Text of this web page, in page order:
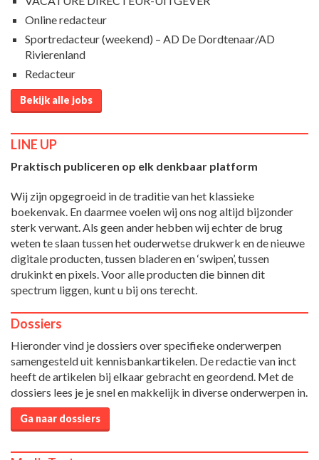
Online redacteur
Sportredacteur (weekend) – AD De Dordtenaar/AD
Rivierenland
Redacteur
Bekijk alle jobs
LINE UP
Praktisch publiceren op elk denkbaar platform
Wij zijn opgegroeid in de traditie van het klassieke
boekenvak. En daarmee voelen wij ons nog altijd bijzonder
sterk verwant. Als geen ander hebben wij echter de brug
weten te slaan tussen het ouderwetse drukwerk en de nieuwe
digitale producten, tussen bladeren en ‘swipen’, tussen
drukinkt en pixels. Voor alle producten die binnen dit
spectrum liggen, kunt u bij ons terecht.
Dossiers
Hieronder vind je dossiers over specifieke onderwerpen
samengesteld uit kennisbankartikelen. De redactie van inct
heeft de artikelen bij elkaar gebracht en geordend. Met de
dossiers lees je je snel en makkelijk in diverse onderwerpen in.
Ga naar dossiers